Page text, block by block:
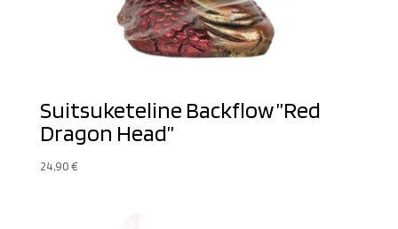
Suitsuketeline Backflow ”Red
Dragon Head”
24,90€